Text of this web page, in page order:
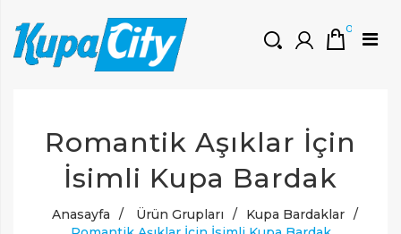
Müşteri Girişi
Yeni Kayıt Oluştur
0
0 ₺
Romantik Aşıklar İçin
İsimli Kupa Bardak
Anasayfa / Ürün Grupları / Kupa Bardaklar /